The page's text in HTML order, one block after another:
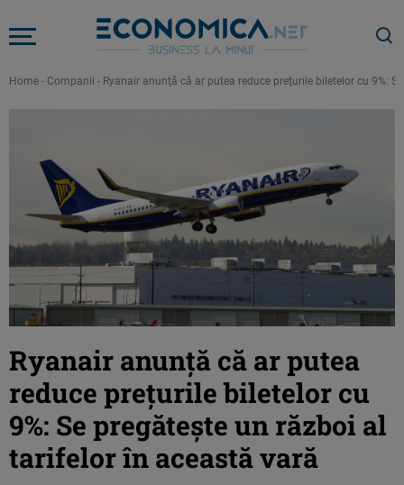
Home - Companii - Ryanair anunţă că ar putea reduce preţurile biletelor cu 9%:
Ryanair anunţă că ar putea
reduce preţurile biletelor cu
9%: Se pregăteşte un război al
tarifelor în această vară